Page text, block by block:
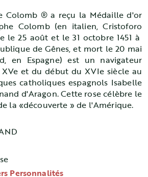
Colomb ® a reçu la Médaille d'or
Colomb (en italien, Cristoforo
le 25 août et le 31 octobre 1451 à
de Gênes, et mort le 20 mai
en Espagne) est un navigateur
et du début du XVIe siècle au
catholiques espagnols Isabelle
d'Aragon. Cette rose célèbre le
la «découverte » de l'Amérique.
Personnalités